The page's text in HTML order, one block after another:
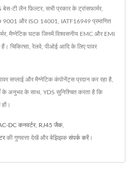
टी लैन फ़िल्टर, सभी प्रकार के ट्रांसफार्मर,
9001 और ISO 14001, IATF16949 प्रमाणित
मैग्नेटिक घटक जिनमें विश्वसनीय EMC और EMI
हैं। चिकित्सा, रेलवे, पीओई आदि के लिए पावर
सप्लाई और मैग्नेटिक कंपोनेंट्स प्रदान कर रहा है,
के अनुभव के साथ, YDS सुनिश्चित करता है कि
DC कनवर्टर, RJ45 जैक
की गुणवत्ता देखें और बेझिझक संपर्क करें।